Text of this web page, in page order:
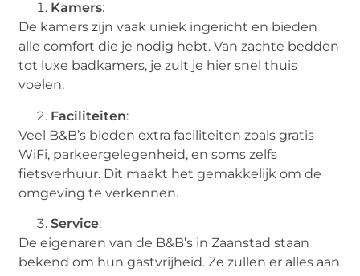
Kamers:
De kamers zijn vaak uniek ingericht en bieden
alle comfort die je nodig hebt. Van zachte bedden
tot luxe badkamers, je zult je hier snel thuis
voelen.
Faciliteiten:
Veel B&B’s bieden extra faciliteiten zoals gratis
WiFi, parkeergelegenheid, en soms zelfs
fietsverhuur. Dit maakt het gemakkelijk om de
omgeving te verkennen.
Service:
De eigenaren van de B&B’s in Zaanstad staan
bekend om hun gastvrijheid. Ze zullen er alles aan